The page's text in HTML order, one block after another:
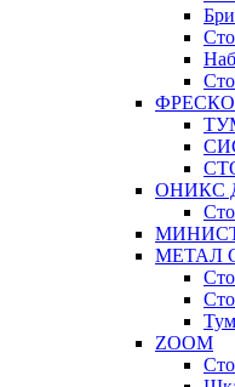
ФРЕСКО
ОНИКС
МЕТАЛ
ZOOM